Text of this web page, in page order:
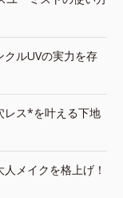
クルUVの実力を存
レス*を叶える下地
人メイクを格上げ！